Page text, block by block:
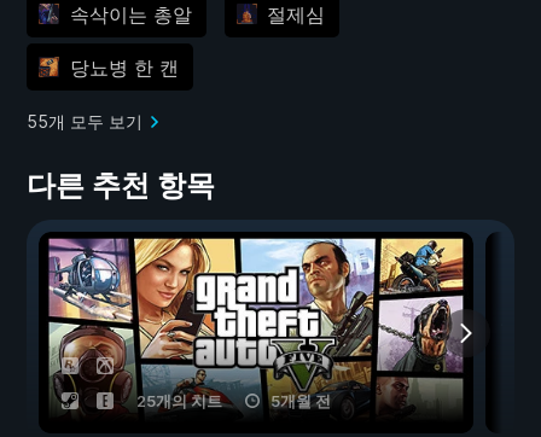
속삭이는 총알 절제심
당뇨병 한 캔
55개 모두 보기
다른 추천 항목
25개의 치트 5개월 전